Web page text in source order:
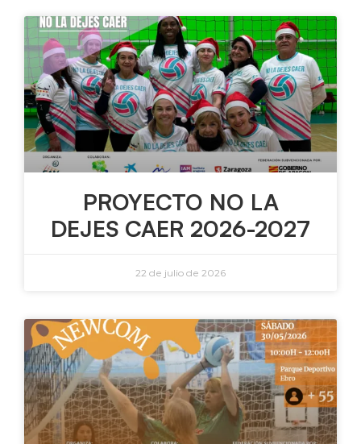
PROYECTO NO LA
DEJES CAER 2026-2027
22 de julio de 2026